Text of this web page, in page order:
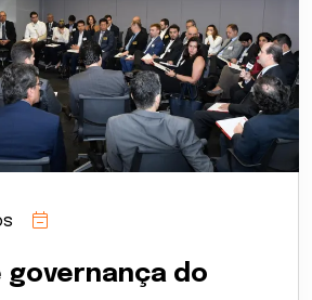
governança do